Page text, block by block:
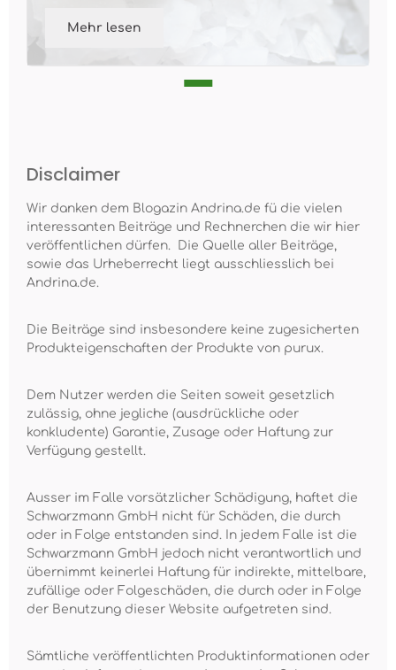
Mehr lesen
Disclaimer
Wir danken dem Blogazin Andrina.de fü die vielen
interessanten Beiträge und Rechnerchen die wir hier
veröffentlichen dürfen. Die Quelle aller Beiträge,
sowie das Urheberrecht liegt ausschliesslich bei
Andrina.de.
Die Beiträge sind insbesondere keine zugesicherten
Produkteigenschaften der Produkte von purux.
Dem Nutzer werden die Seiten soweit gesetzlich
zulässig, ohne jegliche (ausdrückliche oder
konkludente) Garantie, Zusage oder Haftung zur
Verfügung gestellt.
Ausser im Falle vorsätzlicher Schädigung, haftet die
Schwarzmann GmbH nicht für Schäden, die durch
oder in Folge entstanden sind. In jedem Falle ist die
Schwarzmann GmbH jedoch nicht verantwortlich und
übernimmt keinerlei Haftung für indirekte, mittelbare,
zufällige oder Folgeschäden, die durch oder in Folge
der Benutzung dieser Website aufgetreten sind.
Sämtliche veröffentlichten Produktinformationen oder